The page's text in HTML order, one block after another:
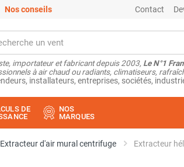
Nos conseils Contact
importateur et fabricant depuis 2003, Le N°1
à air chaud ou radiants, climatiseurs,
installateurs, entreprises, sociétés,
DE
NOS
MARQUES
Extracteur d'air mural centrifuge Extracteur